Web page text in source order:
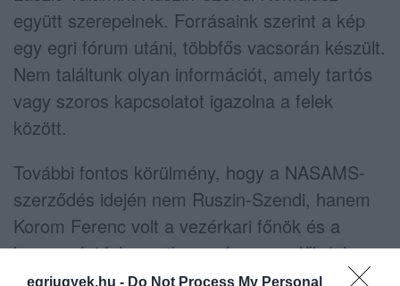
egriugyek.hu - Do Not Process My Personal
együtt szerepelnek. Forrásaink szerint a kép
egy egri fórum utáni, többfős vacsorán készült.
Nem találtunk olyan információt, amely tartós
vagy szoros kapcsolatot igazolna a felek
között.
További fontos körülmény, hogy a NASAMS-
szerződés idején nem Ruszin-Szendi, hanem
Korom Ferenc volt a vezérkari főnök és a
beszerzési folyamatban más szereplők (pl. a
Védelmi Beszerzési Ügynökség vezetése)